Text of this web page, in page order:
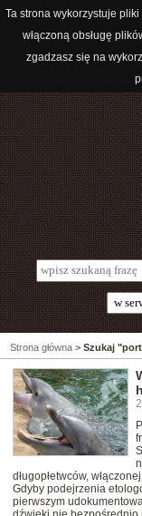
Ta strona wykorzystuje
włączoną obsługę
zgadzasz się na
Strona główna > Szukaj
długopłetwców,
Gdyby podejrzenia
pierwszym